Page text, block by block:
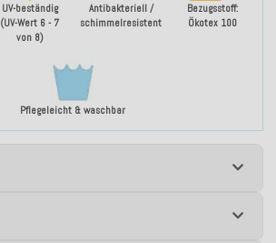
UV-beständig
(UV-Wert 6 - 7
von 8)
Antibakteriell /
schimmelresistent
Bezugsstoff:
Ökotex 100
Pflegeleicht & waschbar